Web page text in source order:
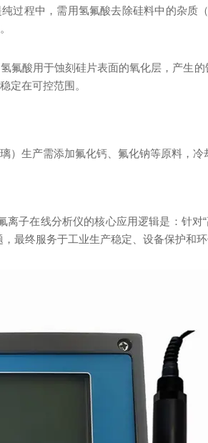
过程中，需用氢氟酸去除硅料中的杂质
氟酸用于蚀刻硅片表面的氧化层，产生
定在可控范围。
）生产需添加氟化钙、氟化钠等原料，
离子在线分析仪的核心应用逻辑是：针
最终服务于工业生产稳定、设备保护和环